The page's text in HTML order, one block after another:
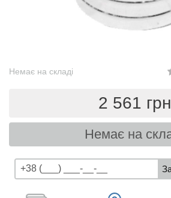
Немає на складі
2 561 грн
Немає на